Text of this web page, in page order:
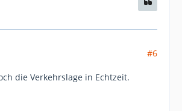
#6
die Verkehrslage in Echtzeit.